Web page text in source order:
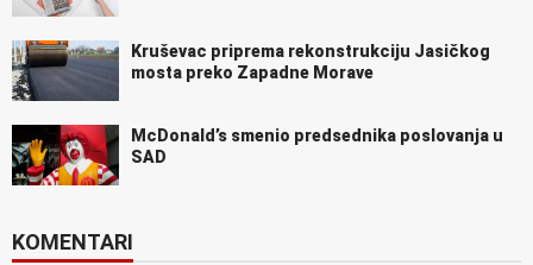
Kruševac priprema rekonstrukciju Jasičkog
mosta preko Zapadne Morave
McDonald’s smenio predsednika poslovanja u
SAD
KOMENTARI